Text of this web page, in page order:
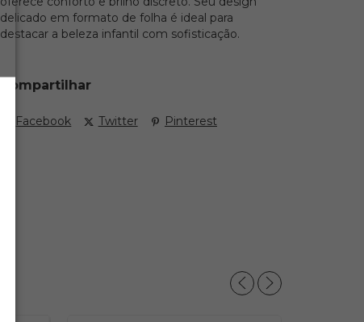
delicado em formato de folha é ideal para
destacar a beleza infantil com sofisticação.
Compartilhar
Facebook Twitter Pinterest